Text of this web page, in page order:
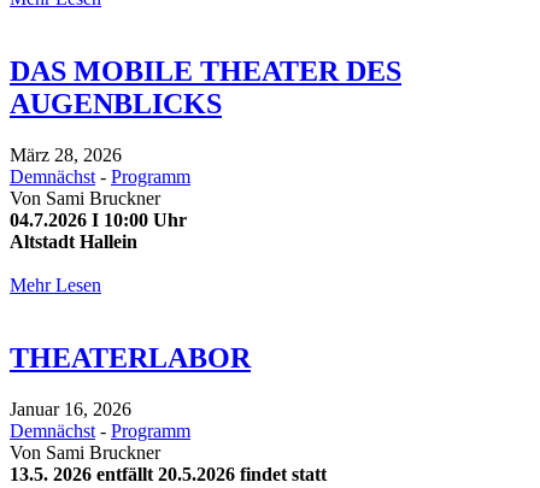
DAS MOBILE THEATER DES
AUGENBLICKS
März 28, 2026
Demnächst - Programm
Von Sami Bruckner
04.7.2026 I 10:00 Uhr
Altstadt Hallein
Mehr Lesen
THEATERLABOR
Januar 16, 2026
Demnächst - Programm
Von Sami Bruckner
13.5. 2026 entfällt 20.5.2026 findet statt